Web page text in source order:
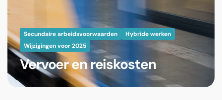
Secundaire arbeidsvoorwaarden
Hybride werken
Wijzigingen voor 2025
Vervoer en reiskosten